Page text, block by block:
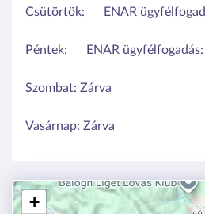
Csütörtök: ENAR
Péntek: ENAR
Szombat: Zárva
Vasárnap: Zárva
+